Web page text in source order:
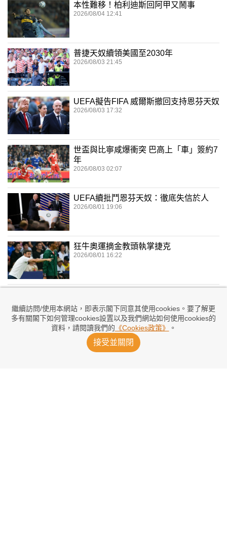
繼續訪問/使用本網站，即表示閣下同意其使用cookies。要了解更
多有關閣下如何管理cookies設置以及我們網站如何使用cookies的
資料，請閱讀我們的 《Cookies政策》 。
接受並關閉
本性難移！柏利迪斯回阿甲又鬧事
2026/08/04 12:41
普捷天奴續領美國至2030年
2026/08/03 21:45
UEFA擬告FIFA 威爾斯撤回支持恩芬天奴
2026/08/03 17:32
世盃與比寧咸爆衝突 巴高上「車」簽約7
年
2026/08/03 02:07
UEFA續批鬥恩芬天奴：徹底失信於人
2026/08/01 19:06
狂牛奧運摘金教頭執掌捷克
2026/08/01 16:22
2026/08/01 11:52
率象國創世盃歷史 菲爾約滿冇得留低
2026/08/01 09:49